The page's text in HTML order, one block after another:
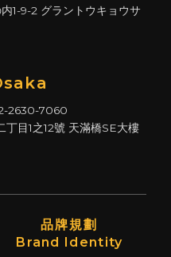
1-9-2 グラントウキョウサ
2630-7060
目1之12號 天滿橋SE大樓
品牌規劃
Brand Identity